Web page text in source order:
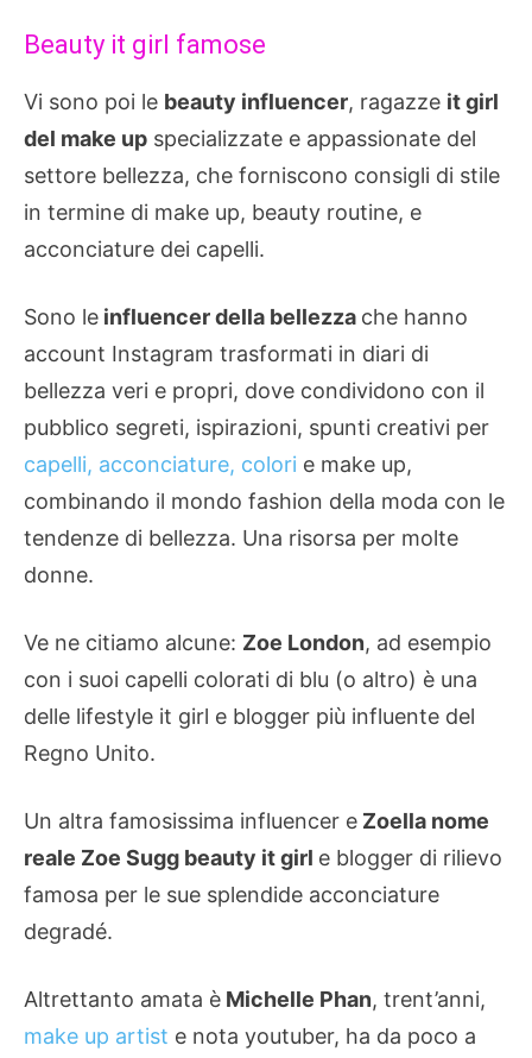
Beauty it girl famose
Vi sono poi le beauty influencer, ragazze it girl
del make up specializzate e appassionate del
settore bellezza, che forniscono consigli di stile
in termine di make up, beauty routine, e
acconciature dei capelli.
Sono le influencer della bellezza che hanno
account Instagram trasformati in diari di
bellezza veri e propri, dove condividono con il
pubblico segreti, ispirazioni, spunti creativi per
capelli, acconciature, colori e make up,
combinando il mondo fashion della moda con le
tendenze di bellezza. Una risorsa per molte
donne.
Ve ne citiamo alcune: Zoe London, ad esempio
con i suoi capelli colorati di blu (o altro) è una
delle lifestyle it girl e blogger più influente del
Regno Unito.
Un altra famosissima influencer e Zoella nome
reale Zoe Sugg beauty it girl e blogger di rilievo
famosa per le sue splendide acconciature
degradé.
Altrettanto amata è Michelle Phan, trent’anni,
make up artist e nota youtuber, ha da poco a